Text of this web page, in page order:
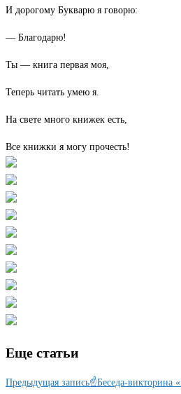
И дорогому Букварю я говорю:
— Благодарю!
Ты — книга первая моя,
Теперь читать умею я.
На свете много книжек есть,
Все книжки я могу прочесть!
Еще статьи
Предыдущая запись☝️Беседа-викторина